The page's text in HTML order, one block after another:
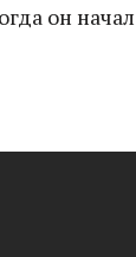
он начал